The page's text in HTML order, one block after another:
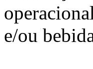
e/ou